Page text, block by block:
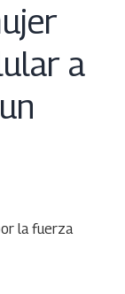
a
la fuerza